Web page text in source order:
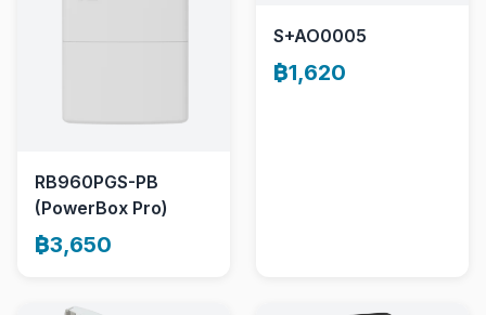
RB960PGS-PB
(PowerBox Pro)
฿3,650
S+AO0005
฿1,620